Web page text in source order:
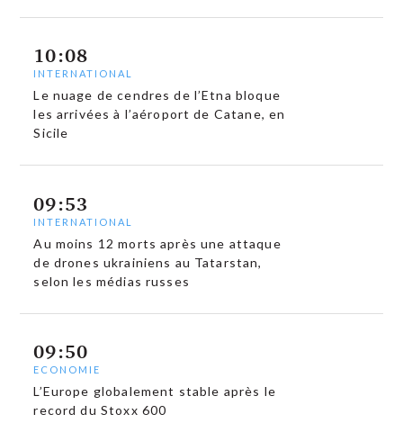
10:08
INTERNATIONAL
Le nuage de cendres de l’Etna bloque
les arrivées à l’aéroport de Catane, en
Sicile
09:53
INTERNATIONAL
Au moins 12 morts après une attaque
de drones ukrainiens au Tatarstan,
selon les médias russes
09:50
ECONOMIE
L’Europe globalement stable après le
record du Stoxx 600